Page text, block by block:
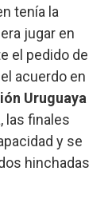
tenía la
jugar en
el pedido de
acuerdo en
Uruguaya
las finales
y se
hinchadas